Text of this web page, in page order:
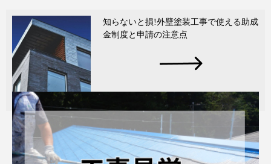
知らないと損!外壁塗装工事で使える助成
金制度と申請の注意点